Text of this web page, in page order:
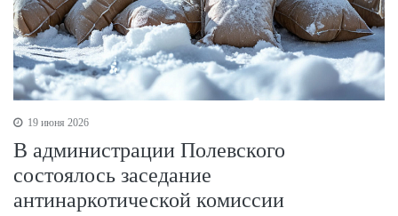
19 июня 2026
В администрации Полевского
состоялось заседание
антинаркотической комиссии